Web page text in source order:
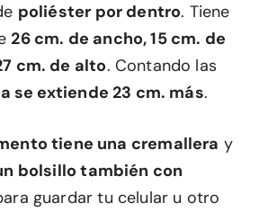
poliéster por dentro. Tiene
26 cm. de ancho, 15 cm. de
cm. de alto. Contando las
se extiende 23 cm. más.
tiene una cremallera y
bolsillo también con
guardar tu celular u otro